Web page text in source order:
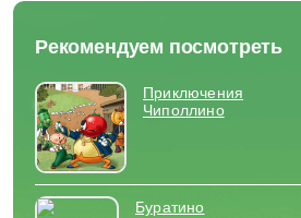
Рекомендуем посмотреть
Приключения
Чиполлино
Буратино